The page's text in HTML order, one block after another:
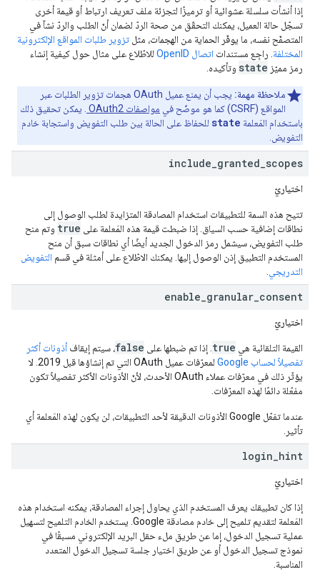
إذا أنشأت سلسلة عشوائية أو ترميزًا لتجزئة ملف تعريف ارتباط أو قيمة أخرى
تسجّل حالة العميل، يمكنك التحقّق من صحة الردّ لضمان أنّ الطلب والردّ نشآ في
المتصفّح نفسه، ما يوفّر الحماية من الهجمات، مثل تزوير طلبات المواقع الإلكترونية
المختلفة . راجِع مستندات اتصال OpenID
للاطّلاع على مثال حول كيفية إنشاء
رمز مميّز state وتأكيده.
ملاحظة مهمة:
يجب أن يمنع عميل OAuth هجمات تزوير الطلبات عبر
المواقع (CSRF) كما هو موضّح في
مواصفات OAuth2
. يمكن تحقيق ذلك
باستخدام المَعلمة state للحفاظ على الحالة بين طلب التفويض واستجابة خادم
التفويض.
include granted scopes
اختياريّ
تتيح هذه السمة للتطبيقات استخدام المصادقة المتزايدة لطلب الوصول إلى
نطاقات إضافية حسب السياق. إذا ضبطت قيمة هذه المَعلمة على true وتم منح
طلب التفويض، سيشمل رمز الدخول الجديد أيضًا أي نطاقات سبق أن منح
المستخدم التطبيق إذن الوصول إليها. يمكنك الاطّلاع على أمثلة في قسم التفويض
التدريجي
enable granular consent
اختياريّ
القيمة التلقائية هي true . إذا تم ضبطها على false، سيتم إيقاف أذونات أكثر
تفصيلاً لحساب Google
لمعرّفات عميل OAuth التي تم إنشاؤها قبل 2019. لا
يؤثّر ذلك في معرّفات عملاء OAuth الأحدث، لأنّ الأذونات الأكثر تفصيلاً تكون
مفعّلة دائمًا لهذه المعرّفات.
عندما تفعّل Google الأذونات الدقيقة لأحد التطبيقات، لن يكون لهذه المَعلمة أي
تأثير.
login hint
اختياريّ
إذا كان تطبيقك يعرف المستخدم الذي يحاول إجراء المصادقة، يمكنه استخدام هذه
المَعلمة لتقديم تلميح إلى خادم مصادقة Google. يستخدم الخادم التلميح لتسهيل
عملية تسجيل الدخول، إما عن طريق ملء حقل البريد الإلكتروني مسبقًا في
نموذج تسجيل الدخول أو عن طريق اختيار جلسة تسجيل الدخول المتعدد
المناسبة.